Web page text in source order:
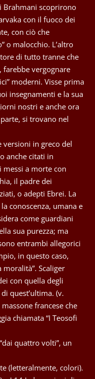
Brahmani scoprirono
con il fuoco dei
con ciò che
o malocchio. L’altro
di tutto tranne che
farebbe vergognare
moderni. Visse prima
insegnamenti e la sua
nostri e anche ora
si trovano nel
versioni in greco del
anche citati in
messi a morte con
il padre dei
o adepti Ebrei. La
conoscenza, umana e
come guardiani
sua purezza; ma
entrambi allegorici
in questo caso,
moralità”. Scaliger
con quella degli
quest’ultima. (v.
massone francese che
chiamata “I Teosofi
quattro volti”, un
(letteralmente, colori).